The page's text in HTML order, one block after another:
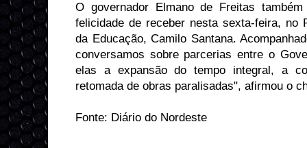
O governador Elmano de Freitas
felicidade de receber nesta sexta-feira, no
da Educação, Camilo Santana.
conversamos sobre parcerias entre o
elas a expansão do tempo integral, a
retomada de obras paralisadas", afirmou o
Fonte: Diário do Nordeste